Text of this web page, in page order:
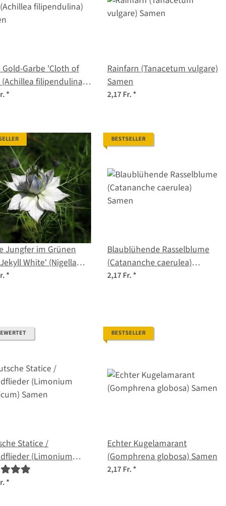
Gold-Garbe 'Cloth of
(Achillea filipendulina)
*
Rainfarn (Tanacetum vulgare)
Samen
2,17 Fr.*
Jungfer im Grünen
White' (Nigella
Samen
*
BESTSELLER
Blaublühende Rasselblume
(Catananche caerulea)
Samen
2,17 Fr.*
Statice /
(Limonium
Samen
*
BESTSELLER
Echter Kugelamarant
(Gomphrena globosa) Samen
2,17 Fr.*